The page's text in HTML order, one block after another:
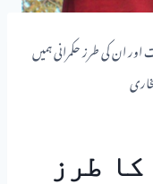
ان کی طرز حکمرانی ہمیں
طرز